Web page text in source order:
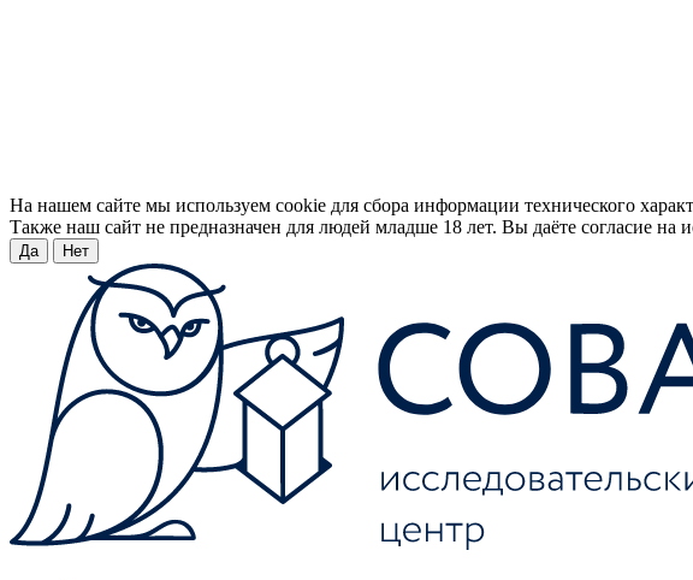
На нашем сайте мы используем cookie для сбора информации технического
Также наш сайт не предназначен для людей младше 18 лет. Вы даёте согласие на
Да Нет